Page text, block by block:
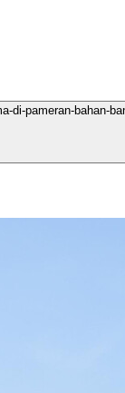
di-pameran-bahan-